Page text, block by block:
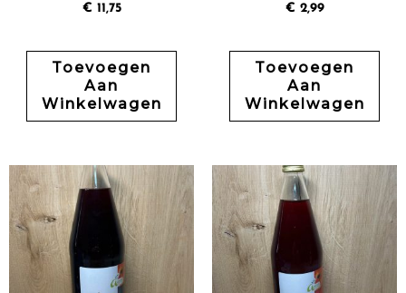
€ 11,75
Toevoegen
Aan
Winkelwagen
€ 2,99
Toevoegen
Aan
Winkelwagen